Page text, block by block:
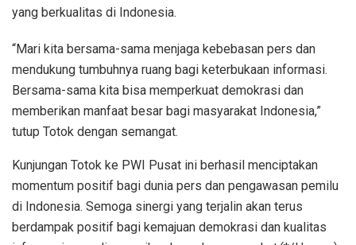
yang berkualitas di Indonesia.
“Mari kita bersama-sama menjaga kebebasan pers dan
mendukung tumbuhnya ruang bagi keterbukaan informasi.
Bersama-sama kita bisa memperkuat demokrasi dan
memberikan manfaat besar bagi masyarakat Indonesia,”
tutup Totok dengan semangat.
Kunjungan Totok ke PWI Pusat ini berhasil menciptakan
momentum positif bagi dunia pers dan pengawasan pemilu
di Indonesia. Semoga sinergi yang terjalin akan terus
berdampak positif bagi kemajuan demokrasi dan kualitas